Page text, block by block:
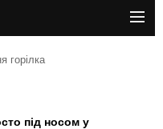
горілка
під носом у